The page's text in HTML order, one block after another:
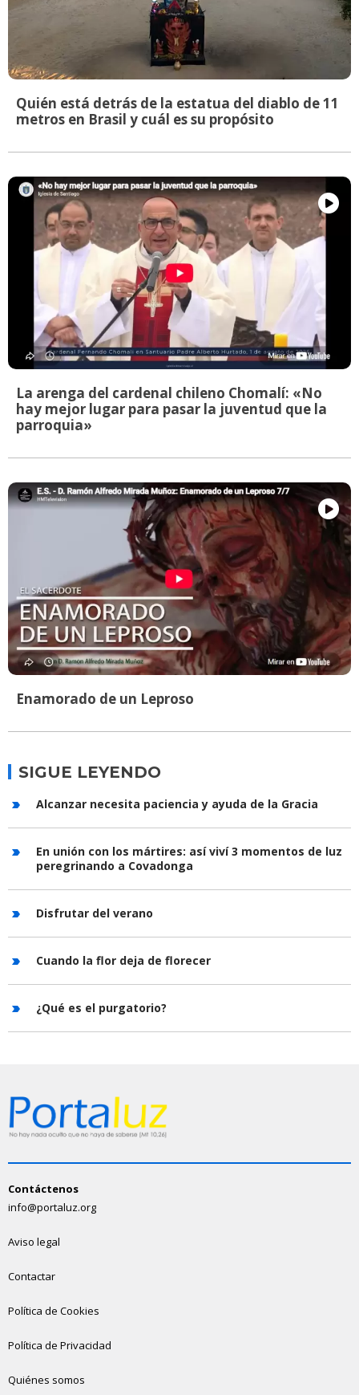
Quién está detrás de la estatua del diablo de 11
metros en Brasil y cuál es su propósito
La arenga del cardenal chileno Chomalí: «No
hay mejor lugar para pasar la juventud que la
parroquia»
Enamorado de un Leproso
SIGUE LEYENDO
Alcanzar necesita paciencia y ayuda de la Gracia
En unión con los mártires: así viví 3 momentos de luz
peregrinando a Covadonga
Disfrutar del verano
Cuando la flor deja de florecer
¿Qué es el purgatorio?
Contáctenos
info@portaluz.org
Aviso legal
Contactar
Política de Cookies
Política de Privacidad
Quiénes somos